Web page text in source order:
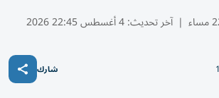
| آخر تحديث:4 أغسطس 22:45 2026
شارك